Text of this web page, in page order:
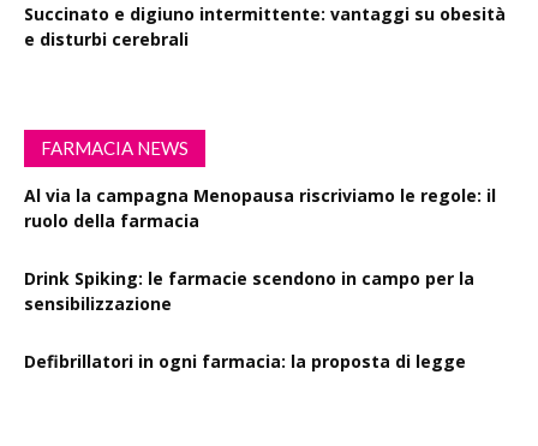
Succinato e digiuno intermittente: vantaggi su obesità
e disturbi cerebrali
FARMACIA NEWS
Al via la campagna Menopausa riscriviamo le regole: il
ruolo della farmacia
Drink Spiking: le farmacie scendono in campo per la
sensibilizzazione
Defibrillatori in ogni farmacia: la proposta di legge